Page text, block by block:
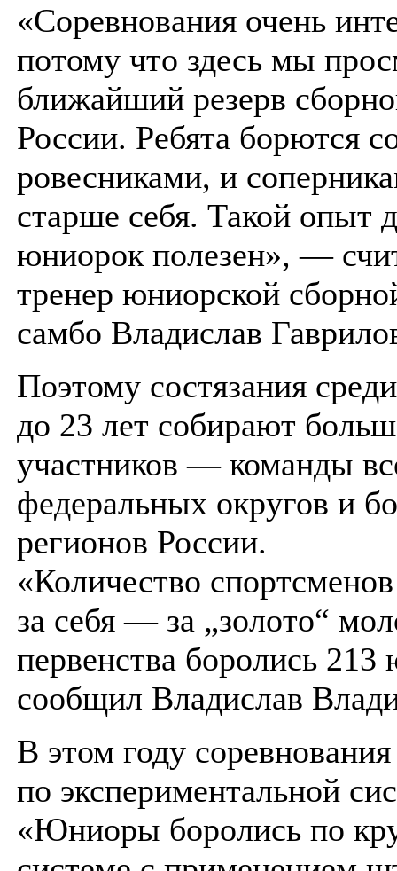
«Соревнования очень
потому что здесь мы
ближайший резерв
России. Ребята борются
ровесниками, и
старше себя. Такой опыт
юниорок полезен», —
тренер юниорской
самбо Владислав
Поэтому состязания
до 23 лет собирают
участников — команды
федеральных округов и
регионов России.
«Количество
за себя — за „золото“
первенства боролись
сообщил Владислав
В этом году
по экспериментальной
«Юниоры боролись по